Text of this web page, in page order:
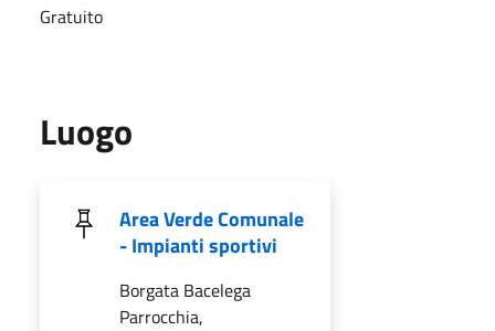
Gratuito
Luogo
Area Verde Comunale
- Impianti sportivi
Borgata Bacelega
Parrocchia,